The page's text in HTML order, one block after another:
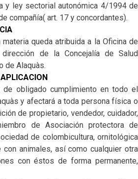
y ley sectorial autonómica 4/1994 de
compañía( art. 17 y concordantes).
queda atribuida a la Oficina de
de la Concejalía de Salud
de Alaquàs.
de obligado cumplimiento en todo el
y afectará a toda persona física o
de propietario, vendedor, cuidador,
de Asociación protectora de
de colombicultura, ornitológica
animales, así como cualquier otra
con éstos de forma permanente,